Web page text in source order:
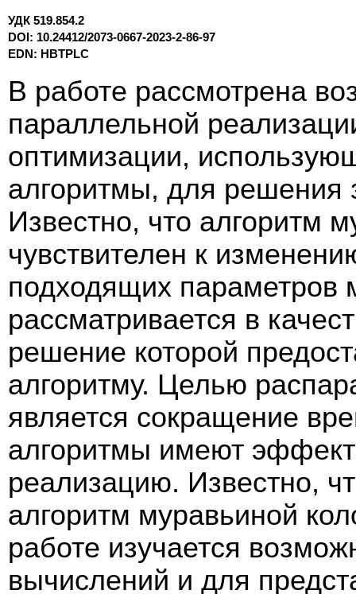
УДК 519.854.2
DOI: 10.24412/2073-0667-2023-2-86-97
EDN: HBTPLC
В работе рассмотрена
параллельной
оптимизации,
алгоритмы, для решения
Известно, что алгоритм
чувствителен к
подходящих параметров
рассматривается в
решение которой
алгоритму. Целью
является сокращение
алгоритмы имеют
реализацию. Известно,
алгоритм муравьиной
работе изучается
вычислений и для